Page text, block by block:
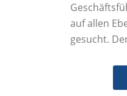
auf allen
gesucht.